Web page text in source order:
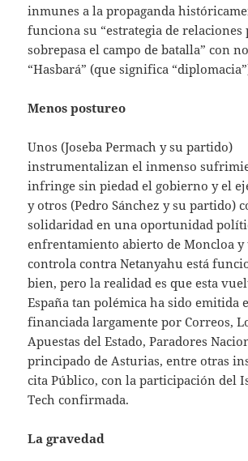
inmunes a la propaganda
funciona su “estrategia de relaciones
sobrepasa el campo de batalla” con
“Hasbará” (que significa
Menos postureo
Unos (Joseba Permach y su partido)
instrumentalizan el inmenso
infringe sin piedad el gobierno y el
y otros (Pedro Sánchez y su partido)
solidaridad en una oportunidad
enfrentamiento abierto de Moncloa y
controla contra Netanyahu está
bien, pero la realidad es que esta
España tan polémica ha sido emitida
financiada largamente por Correos,
Apuestas del Estado, Paradores
principado de Asturias, entre otras
cita Público, con la participación del
Tech confirmada.
La gravedad